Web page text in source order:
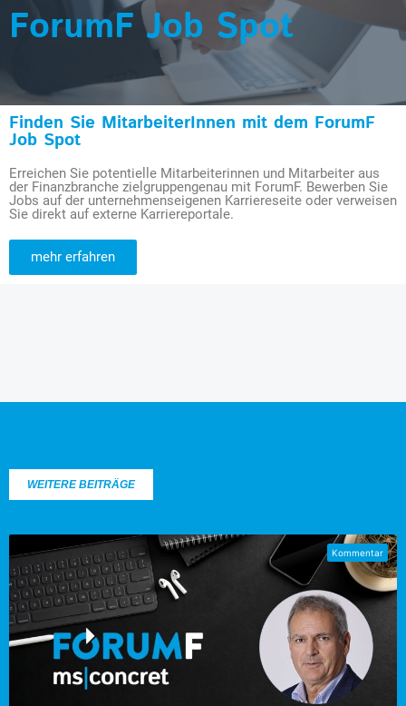
ForumF Job Spot
Finden Sie MitarbeiterInnen mit dem ForumF
Job Spot
Erreichen Sie potentielle Mitarbeiterinnen und Mitarbeiter aus
der Finanzbranche zielgruppengenau mit ForumF. Bewerben Sie
Jobs auf der unternehmenseigenen Karriereseite oder verweisen
Sie direkt auf externe Karriereportale.
mehr erfahren
WEITERE BEITRÄGE